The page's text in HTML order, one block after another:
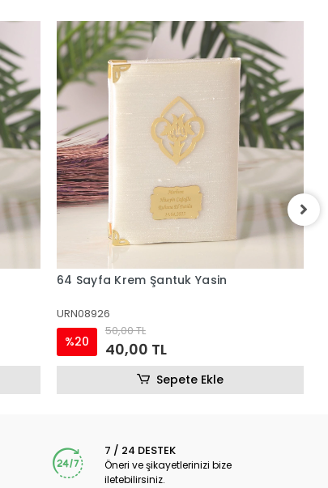
64 Sayfa Zümrüt Şantuk Yasin
URN08925
%20
50,00 TL
40,00 TL
Sepete Ekle
7 / 24 DESTEK
Öneri ve şikayetlerinizi bize
iletebilirsiniz.